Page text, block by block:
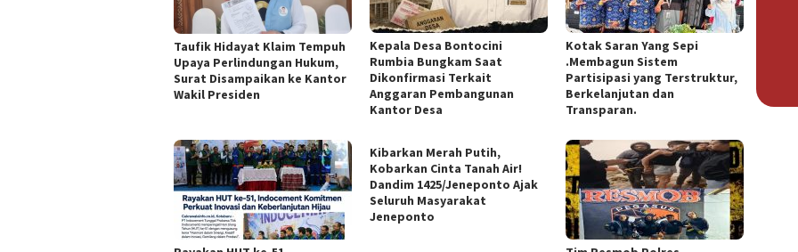
Taufik Hidayat Klaim Tempuh
Upaya Perlindungan Hukum,
Surat Disampaikan ke Kantor
Wakil Presiden
Kepala Desa Bontocini
Rumbia Bungkam Saat
Dikonfirmasi Terkait
Anggaran Pembangunan
Kantor Desa
Kotak Saran Yang Sepi
.Membagun Sistem
Partisipasi yang Terstruktur,
Berkelanjutan dan
Transparan.
Kibarkan Merah Putih,
Kobarkan Cinta Tanah Air!
Dandim 1425/Jeneponto Ajak
Seluruh Masyarakat
Jeneponto